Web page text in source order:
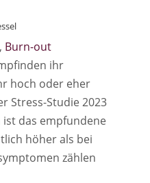
, Burn-out
ihr
hoch oder eher
Stress-Studie 2023
ist das empfundene
höher als bei
zählen